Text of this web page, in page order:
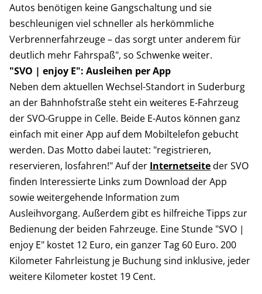
Autos benötigen keine Gangschaltung und sie
beschleunigen viel schneller als herkömmliche
Verbrennerfahrzeuge – das sorgt unter anderem für
deutlich mehr Fahrspaß", so Schwenke weiter.
"SVO | enjoy E": Ausleihen per App
Neben dem aktuellen Wechsel-Standort in Suderburg
an der Bahnhofstraße steht ein weiteres E-Fahrzeug
der SVO-Gruppe in Celle. Beide E-Autos können ganz
einfach mit einer App auf dem Mobiltelefon gebucht
werden. Das Motto dabei lautet: "registrieren,
reservieren, losfahren!" Auf der Internetseiteder SVO
finden Interessierte Links zum Download der App
sowie weitergehende Information zum
Ausleihvorgang. Außerdem gibt es hilfreiche Tipps zur
Bedienung der beiden Fahrzeuge. Eine Stunde "SVO |
enjoy E" kostet 12 Euro, ein ganzer Tag 60 Euro. 200
Kilometer Fahrleistung je Buchung sind inklusive, jeder
weitere Kilometer kostet 19 Cent.